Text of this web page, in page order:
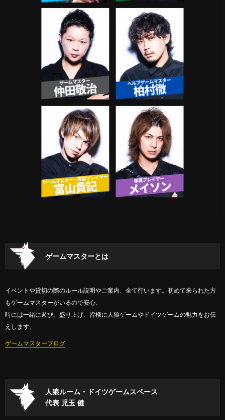
ゲームマスターとは
イベントや貸切の際のルール説明やご案内、全て行います。初めて来られた方
もゲームマスターがいるので安心。
時には一緒に遊び、盛り上げ、皆様に人狼ゲームやドイツゲームの魅力をお伝
えします。
ゲームマスターブログ
人狼ルーム・ドイツゲームスペース
代表 児玉 健